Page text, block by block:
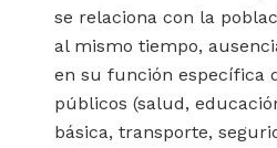
se relaciona con la
al mismo tiempo,
en su función específica
públicos (salud,
básica, transporte,